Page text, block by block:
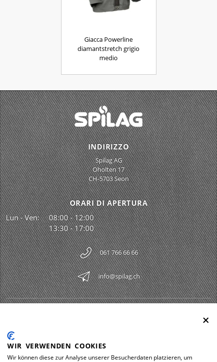
Giacca Powerline
diamantstretch grigio
medio
INDIRIZZO
Spilag AG
Oholten 17
CH-5703 Seon
ORARI DI APERTURA
Lun - Ven:
08:00 - 12:00
13:30 - 17:00
061 766 66 66
info@spilag.ch
LEGAL
DOWNLOADS
WIR VERWENDEN COOKIES
Wir können diese zur Analyse unserer Besucherdaten platzieren, um